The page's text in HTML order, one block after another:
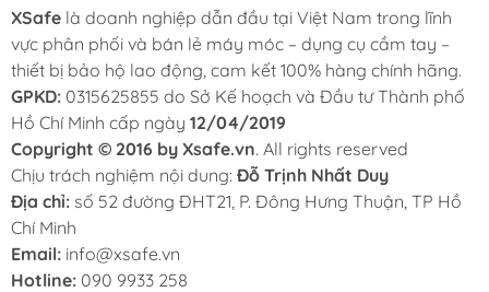
XSafe là doanh nghiệp dẫn đầu tại Việt Nam trong lĩnh
vực phân phối và bán lẻ máy móc – dụng cụ cầm tay –
thiết bị bảo hộ lao động, cam kết 100% hàng chính hãng.
GPKD: 0315625855 do Sở Kế hoạch và Đầu tư Thành phố
Hồ Chí Minh cấp ngày 12/04/2019
Copyright © 2016 by Xsafe.vn. All rights reserved
Chịu trách nghiệm nội dung: Đỗ Trịnh Nhất Duy
Địa chỉ: số 52 đường ĐHT21, P. Đông Hưng Thuận, TP Hồ
Chí Minh
Email: info@xsafe.vn
Hotline: 090 9933 258